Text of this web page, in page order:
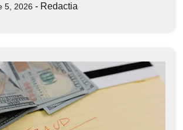
5, 2026 - Redactia